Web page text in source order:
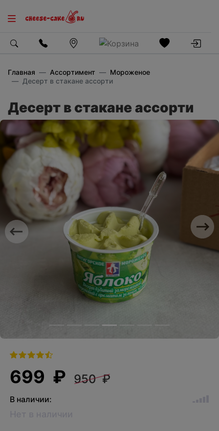
Главная Ассортимент
Мороженое
Десерт в стакане ассорти
Десерт в стакане ассорти
Previous Next
699 ₽ 950 ₽
В наличии: